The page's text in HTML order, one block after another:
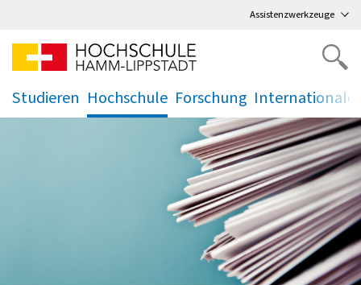
Assistenzwerkzeuge
Studieren
.
Hochschule
.
Forschung
. .